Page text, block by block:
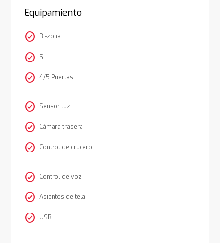
Equipamiento
check_circle Bi-zona
check_circle 5
check_circle 4/5 Puertas
check_circle Sensor luz
check_circle Cámara trasera
check_circle Control de crucero
check_circle Control de voz
check_circle Asientos de tela
check_circle USB